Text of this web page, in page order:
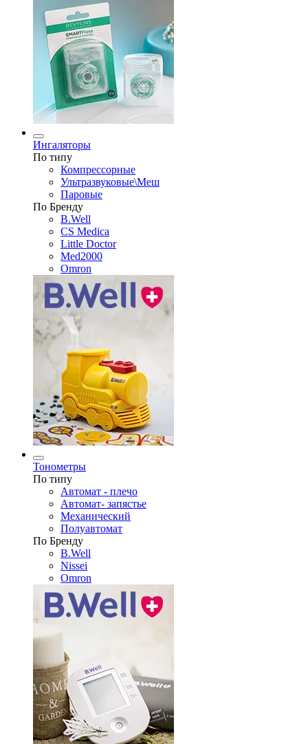
Ингаляторы
По типу
Компрессорные
Ультразвуковые\Меш
Паровые
По Бренду
B.Well
CS Medica
Little Doctor
Med2000
Omron
Тонометры
По типу
Автомат - плечо
Автомат- запястье
Механический
Полуавтомат
По Бренду
B.Well
Nissei
Omron